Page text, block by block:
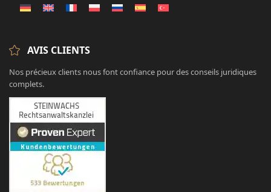
AVIS CLIENTS
Nos précieux clients nous font confiance pour des conseils juridiques
complets.